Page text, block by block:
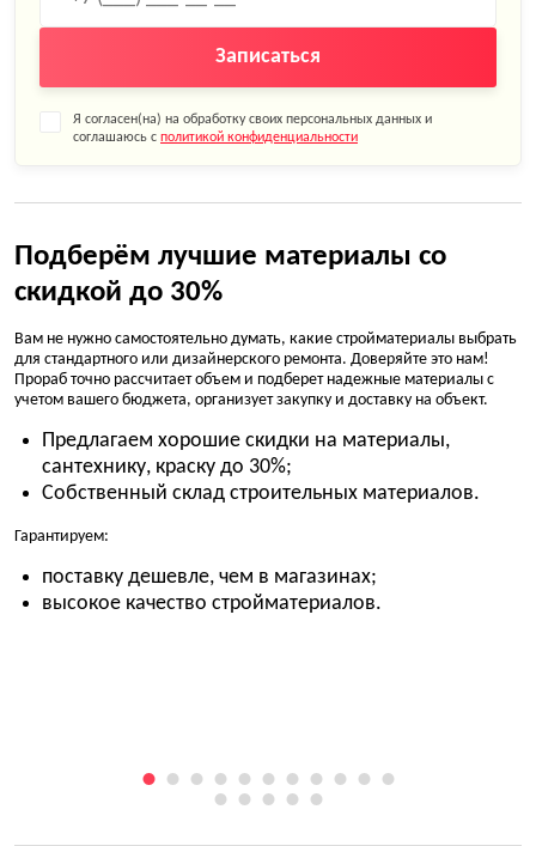
Записаться
Я согласен(на) на обработку своих персональных данных и
соглашаюсь с политикой конфиденциальности
Подберём лучшие материалы со
скидкой до 30%
Вам не нужно самостоятельно думать, какие стройматериалы выбрать
для стандартного или дизайнерского ремонта. Доверяйте это нам!
Прораб точно рассчитает объем и подберет надежные материалы с
учетом вашего бюджета, организует закупку и доставку на объект.
Предлагаем хорошие скидки на материалы,
сантехнику, краску до 30%;
Собственный склад строительных материалов.
Гарантируем:
поставку дешевле, чем в магазинах;
высокое качество стройматериалов.